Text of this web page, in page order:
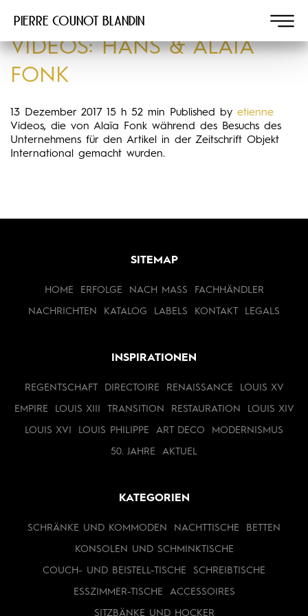
Pierre COUNOT BLANDIN
VIDEOS: HANS & ALAÏA
FONK
13 Dezember 2017 15 h 52 min Published by etienne
Videos, die von Alaïa Fonk während des Besuchs des
Unternehmens für den Artikel in der Zeitschrift Objekt
International gemacht wurden.
SITEMAP
HOME ERFOLGE NACH MASS FACHHÄNDLER
NACHRICHTEN KATALOG LABELS KONTAKT LEGALS
INSPIRATIONEN
REGENTSCHAFT DIRECTOIRE RENAISSANCE LOUIS XV
EMPIRE LOUIS XIII TRANSITION RESTAURATION LOUIS XIV
LOUIS XVI LOUIS PHILIPPE ART DECO MODERNISMUS
50. JAHRE AKTUEL
KATEGORIEN
SCHRÄNKE UND KOMMODEN NACHTTISCHE BETTEN
KONSOLEN UND SCHMINKTISCHE
COUCH- UND BEISTELL-TISCHE SCHREIBTISCHE
ESSZIMMER-TISCHE ACCESSOIRES
SITZBÄNKE UND HOCKER